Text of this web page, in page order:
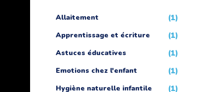
Allaitement (1)
Apprentissage et écriture (1)
Astuces éducatives (1)
Emotions chez l'enfant (1)
Hygiène naturelle infantile (1)